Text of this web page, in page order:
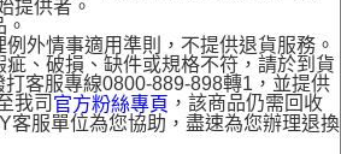
提供者。
外情事適用準則，不提供退貨服務。
、破損、缺件或規格不符，請於到貨
客服專線0800-889-898轉1，並提供
我司 官方粉絲專頁 ，該商品仍需回收
客服單位為您協助，盡速為您辦理退換